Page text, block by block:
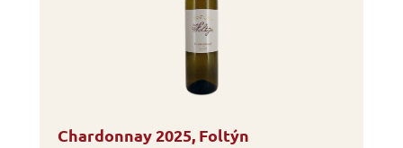
Chardonnay 2025, Foltýn